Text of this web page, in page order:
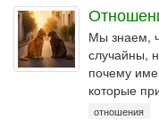
Мы знаем,
случайны,
почему
которые
отношения